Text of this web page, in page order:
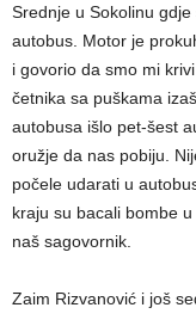
Srednje u Sokolinu
autobus. Motor je
i govorio da smo mi
četnika sa puškama
autobusa išlo pet-šest
oružje da nas pobiju.
počele udarati u
kraju su bacali bombe
naš sagovornik.
Zaim Rizvanović i još